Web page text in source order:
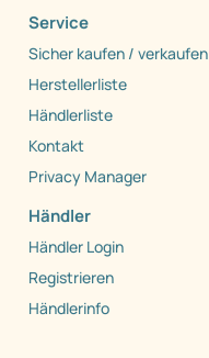
Service
Sicher kaufen / verkaufen
Herstellerliste
Händlerliste
Kontakt
Privacy Manager
Händler
Händler Login
Registrieren
Händlerinfo